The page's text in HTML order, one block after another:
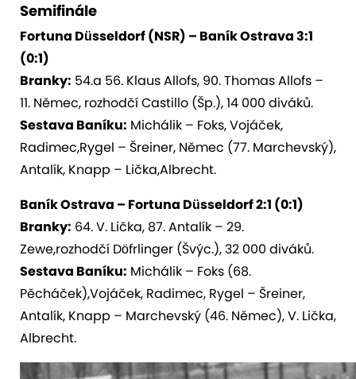
Semifinále
Fortuna Düsseldorf (NSR) – Baník Ostrava 3:1
(0:1)
Branky: 54.a 56. Klaus Allofs, 90. Thomas Allofs –
11. Němec, rozhodčí Castillo (Šp.), 14 000 diváků.
Sestava Baníku: Michálik – Foks, Vojáček,
Radimec,Rygel – Šreiner, Němec (77. Marchevský),
Antalík, Knapp – Lička,Albrecht.
Baník Ostrava – Fortuna Düsseldorf 2:1 (0:1)
Branky: 64. V. Lička, 87. Antalík – 29.
Zewe,rozhodčí Döfrlinger (Švýc.), 32 000 diváků.
Sestava Baníku: Michálik – Foks (68.
Pěcháček),Vojáček, Radimec, Rygel – Šreiner,
Antalík, Knapp – Marchevský (46. Němec), V. Lička,
Albrecht.